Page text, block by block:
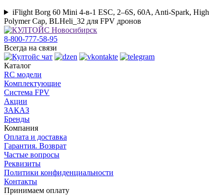
iFlight Borg 60 Mini 4-в-1 ESC, 2–6S, 60A, Anti-Spark, High
Polymer Cap, BLHeli_32 для FPV дронов
8-800-777-58-95
Всегда на связи
Каталог
RC модели
Комплектующие
Система FPV
Акции
ЗАКАЗ
Бренды
Компания
Оплата и доставка
Гарантия. Возврат
Частые вопросы
Реквизиты
Политики конфиденциальности
Контакты
Принимаем оплату